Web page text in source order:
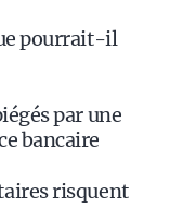
pourrait-il
par une
bancaire
risquent